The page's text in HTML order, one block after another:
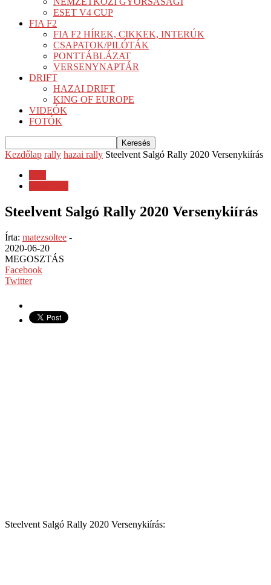
ESET V4 CUP
FIA F2
FIA F2 HÍREK, CIKKEK, INTERÚK
CSAPATOK/PILÓTÁK
PONTTÁBLÁZAT
VERSENYNAPTÁR
DRIFT
HAZAI DRIFT
KING OF EUROPE
VIDEÓK
FOTÓK
Kezdőlap rally hazai rally Steelvent Salgó Rally 2020 Versenykiírás
Steelvent Salgó Rally 2020 Versenykiírás
Írta: matezsoltee -
2020-06-20
MEGOSZTÁS
Facebook
Twitter
Steelvent Salgó Rally 2020 Versenykiírás: